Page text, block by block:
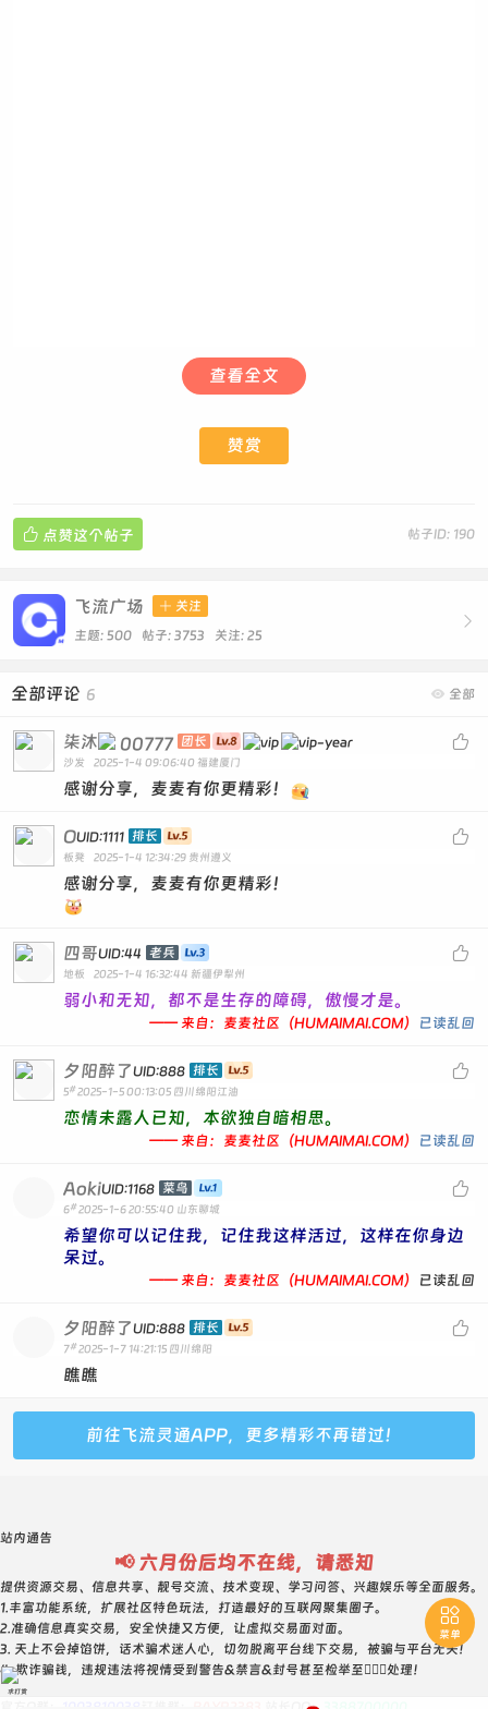
查看全文
赞赏
帖子ID: 190
 点赞这个帖子

飞流广场  关注
主题: 500 帖子: 3753 关注: 25
 全部
全部评论 6

柒沐 00777 团长
沙发 2025-1-4 09:06:40 福建厦门
感谢分享，麦麦有你更精彩！

OUID:1111 排长
板凳 2025-1-4 12:34:29 贵州遵义
感谢分享，麦麦有你更精彩！

四哥UID:44 老兵
地板 2025-1-4 16:32:44 新疆伊犁州
弱小和无知，都不是生存的障碍，傲慢才是。
—— 来自：麦麦社区（HUMAIMAI.COM） 已读乱回

夕阳醉了UID:888 排长
5# 2025-1-5 00:13:05 四川绵阳江油
恋情未露人已知，本欲独自暗相思。
—— 来自：麦麦社区（HUMAIMAI.COM） 已读乱回

AokiUID:1168 菜鸟
6# 2025-1-6 20:55:40 山东聊城
希望你可以记住我，记住我这样活过，这样在你身边
呆过。
—— 来自：麦麦社区（HUMAIMAI.COM） 已读乱回

夕阳醉了UID:888 排长
7# 2025-1-7 14:21:15 四川绵阳
瞧瞧
前往飞流灵通APP，更多精彩不再错过！

菜单
站内通告
📢 六月份后均不在线，请悉知
提供资源交易、信息共享、靓号交流、技术变现、学习问答、兴趣娱乐等全面服务。
1.丰富功能系统，扩展社区特色玩法，打造最好的互联网聚集圈子。
2.准确信息真实交易，安全快捷又方便，让虚拟交易面对面。
3. 天上不会掉馅饼，话术骗术迷人心，切勿脱离平台线下交易，被骗与平台无关！
4. 欺诈骗钱，违规违法将视情受到警告&禁言&封号甚至检举至👮🏻‍♀️处理！
求打赏